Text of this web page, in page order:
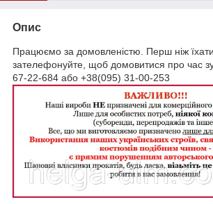
Опис
Працюємо за домовленістю. Перш ніж
зателефонуйте, щоб домовитися про час
67-22-684 або +38(095) 31-00-253